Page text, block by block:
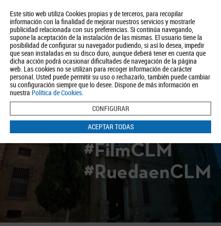
Este sitio web utiliza Cookies propias y de terceros, para recopilar
información con la finalidad de mejorar nuestros servicios y mostrarle
publicidad relacionada con sus preferencias. Si continúa navegando,
supone la aceptación de la instalación de las mismas. El usuario tiene la
posibilidad de configurar su navegador pudiendo, si así lo desea, impedir
que sean instaladas en su disco duro, aunque deberá tener en cuenta que
dicha acción podrá ocasionar dificultades de navegación de la página
web. Las cookies no se utilizan para recoger información de carácter
personal. Usted puede permitir su uso o rechazarlo, también puede cambiar
su configuración siempre que lo desee. Dispone de más información en
nuestra Política de Cookies.
CONFIGURAR
ACEPTAR TODAS
Quiénes somos Turismo Política de Privacidad Aviso Legal
Política de Cookies
BUSCAR
#FilmCLM
#RuedaenCLM